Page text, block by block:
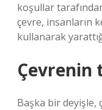
koşullar
çevre, insanların
kullanarak
Çevrenin
Başka bir deyişle,